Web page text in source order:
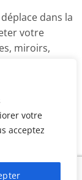
votre
acceptez
dans la
votre
miroirs,
Visa